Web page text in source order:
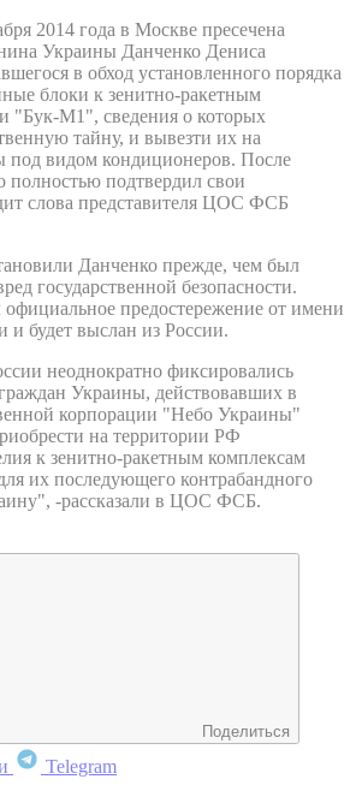
2014 года в Москве пресечена
Украины Данченко Дениса
в обход установленного порядка
блоки к зенитно-ракетным
"Бук-М1", сведения о которых
тайну, и вывезти их на
под видом кондиционеров. После
полностью подтвердил свои
слова представителя ЦОС ФСБ
Данченко прежде, чем был
государственной безопасности.
предостережение от имени
и будет выслан из России.
неоднократно фиксировались
Украины, действовавших в
корпорации "Небо Украины"
на территории РФ
к зенитно-ракетным комплексам
их последующего контрабандного
-рассказали в ЦОС ФСБ.
Поделиться
Telegram